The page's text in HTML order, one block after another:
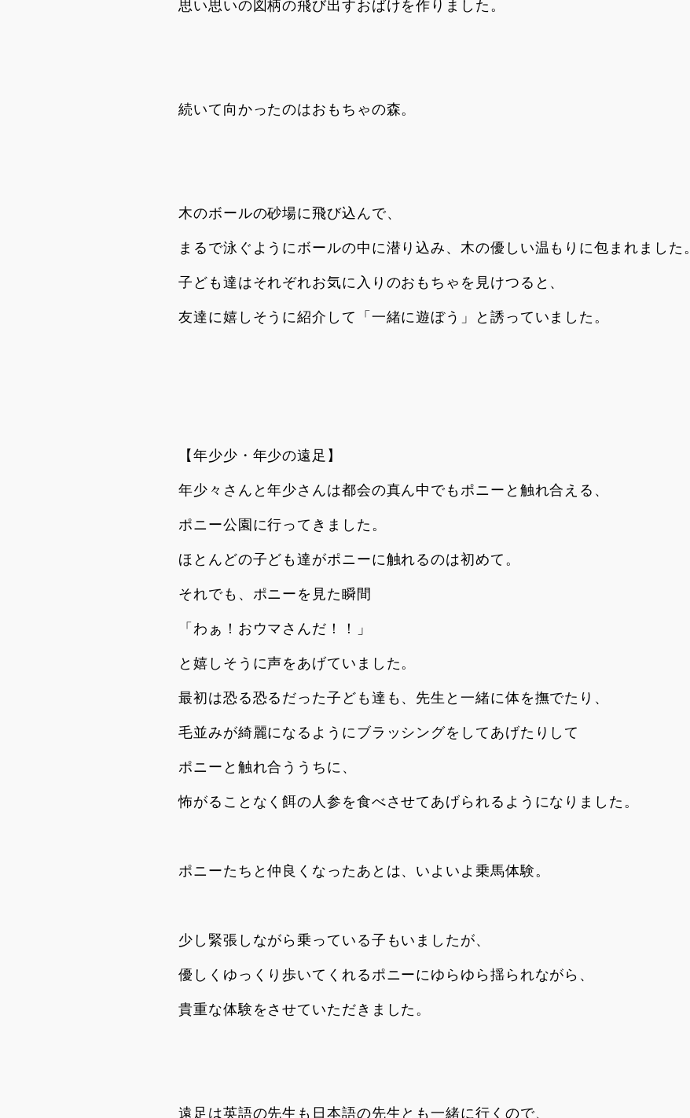
思い思いの図柄の飛び出すおばけを作りました。
続いて向かったのはおもちゃの森。
木のボールの砂場に飛び込んで、
まるで泳ぐようにボールの中に潜り込み、木の優しい温もりに包まれました。
子ども達はそれぞれお気に入りのおもちゃを見けつると、
友達に嬉しそうに紹介して「一緒に遊ぼう」と誘っていました。
【年少少・年少の遠足】
年少々さんと年少さんは都会の真ん中でもポニーと触れ合える、
ポニー公園に行ってきました。
ほとんどの子ども達がポニーに触れるのは初めて。
それでも、ポニーを見た瞬間
「わぁ！おウマさんだ！！」
と嬉しそうに声をあげていました。
最初は恐る恐るだった子ども達も、先生と一緒に体を撫でたり、
毛並みが綺麗になるようにブラッシングをしてあげたりして
ポニーと触れ合ううちに、
怖がることなく餌の人参を食べさせてあげられるようになりました。
ポニーたちと仲良くなったあとは、いよいよ乗馬体験。
少し緊張しながら乗っている子もいましたが、
優しくゆっくり歩いてくれるポニーにゆらゆら揺られながら、
貴重な体験をさせていただきました。
遠足は英語の先生も日本語の先生とも一緒に行くので、